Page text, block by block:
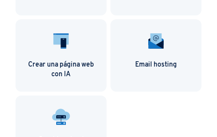
Crear una página web
con IA
Email hosting